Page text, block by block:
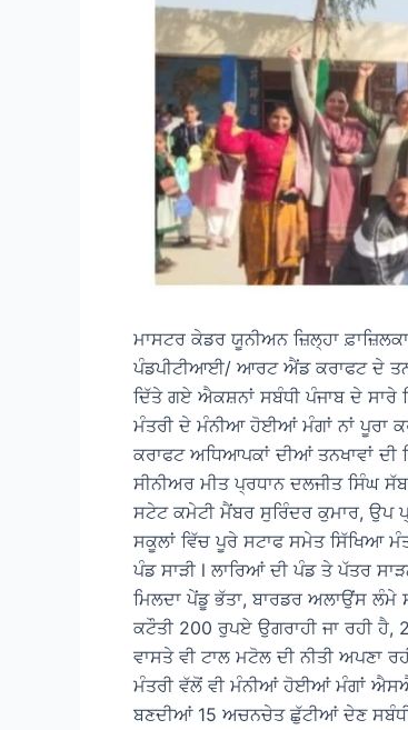
ਮਾਸਟਰ ਕੇਡਰ ਯੂਨੀਅਨ ਜ਼ਿਲ੍ਹਾ
ਪੰਡਪੀਟੀਆਈ/ ਆਰਟ ਐਂਡ ਕਰਾਫਟ ਦੇ
ਦਿੱਤੇ ਗਏ ਐਕਸ਼ਨਾਂ ਸਬੰਧੀ ਪੰਜਾਬ ਦੇ ਸਾਰੇ
ਮੰਤਰੀ ਦੇ ਮੰਨੀਆ ਹੋਈਆਂ ਮੰਗਾਂ ਨਾਂ ਪੂਰਾ
ਕਰਾਫਟ ਅਧਿਆਪਕਾਂ ਦੀਆਂ ਤਨਖਾਵਾਂ ਦੀ
ਸੀਨੀਅਰ ਮੀਤ ਪ੍ਰਧਾਨ ਦਲਜੀਤ ਸਿੰਘ
ਸਟੇਟ ਕਮੇਟੀ ਮੈਂਬਰ ਸੁਰਿੰਦਰ ਕੁਮਾਰ,
ਸਕੂਲਾਂ ਵਿੱਚ ਪੂਰੇ ਸਟਾਫ ਸਮੇਤ ਸਿੱਖਿਆ
ਪੰਡ ਸਾੜੀ l ਲਾਰਿਆਂ ਦੀ ਪੰਡ ਤੇ ਪੱਤਰ
ਮਿਲਦਾ ਪੇਂਡੂ ਭੱਤਾ, ਬਾਰਡਰ ਅਲਾਉਂਸ
ਕਟੌਤੀ 200 ਰੁਪਏ ਉਗਰਾਹੀ ਜਾ ਰਹੀ ਹੈ,
ਵਾਸਤੇ ਵੀ ਟਾਲ ਮਟੋਲ ਦੀ ਨੀਤੀ ਅਪਣਾ
ਮੰਤਰੀ ਵੱਲੋਂ ਵੀ ਮੰਨੀਆਂ ਹੋਈਆਂ ਮੰਗਾਂ
ਬਣਦੀਆਂ 15 ਅਚਨਚੇਤ ਛੁੱਟੀਆਂ ਦੇਣ ਸਬੰਧੀ